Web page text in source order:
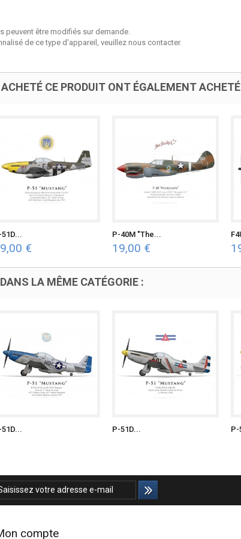
peuvent être modifiés sur demande.
de ce type d'appareil, veuillez nous contacter.
CE PRODUIT ONT ÉGALEMENT
51D...
€
P-40M "The...
19,00 €
LA MÊME CATÉGORIE :
51D... P-51D... P-
compte